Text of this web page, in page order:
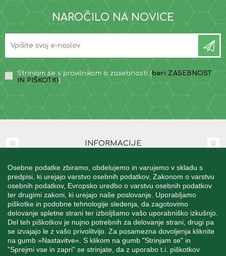
Osebne podatke zbiramo, obdelujemo in varujemo v skladu s
predpisi, ki urejajo varstvo osebnih podatkov, Zakonom o varstvu
osebnih podatkov, Evropsko uredbo o varstvu osebnih podatkov
ter drugimi zakoni, ki urejajo naše poslovanje. Uporabljamo
piškotke in podobne tehnologije sledenja, da zagotovimo
delovanje spletne strani ter izboljšamo vašo uporabniško izkušnjo.
Del teh piškotkov je nujno potrebnih za delovanje strani, drugi pa
se izvajajo le z vašo privolitvijo. Za posamezna dovoljenja kliknite
na gumb »Nastavitve«. S klikom na gumb "Strinjam se" in
"Sprejmi vse in zapri" se strinjate, da z uporabo t.i. piškotkov
NAROČILO NA NOVICE
Strinjam se s pravilnikom o zasebnosti (beri ZASEBNOST
IN PIŠKOTKI )
INFORMACIJE
MOJ RAČUN
STORITEV ZA STRANKE
SPREMLJAJTE NAS